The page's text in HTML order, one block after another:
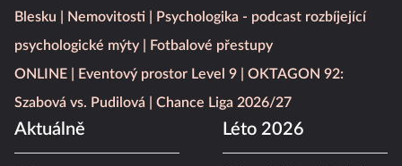
Blesku
Nemovitosti
Psychologika - podcast rozbíjející
psychologické mýty
Fotbalové přestupy
ONLINE
Eventový prostor Level 9
OKTAGON 92:
Szabová vs. Pudilová
Chance Liga 2026/27
Aktuálně Léto 2026